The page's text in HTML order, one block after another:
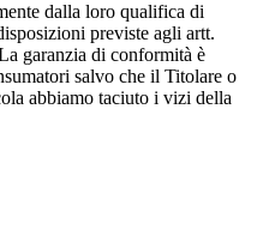
dalla loro qualifica di
previste agli artt.
garanzia di conformità è
salvo che il Titolare o
abbiamo taciuto i vizi della